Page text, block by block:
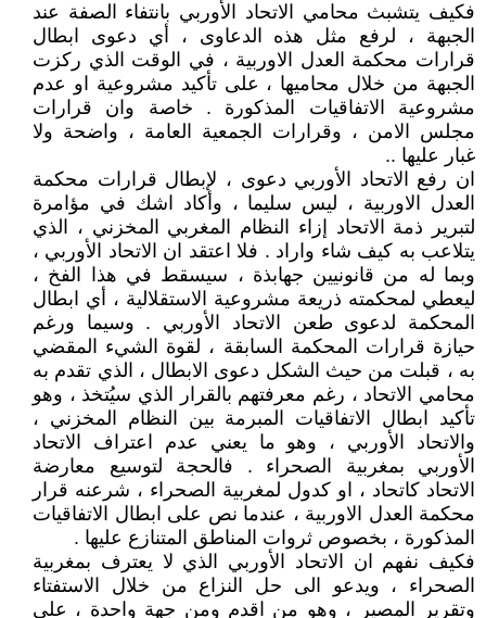
فكيف يتشبث محامي الاتحاد الأوربي بانتفاء الصفة عند
الجبهة ، لرفع مثل هذه الدعاوى ، أي دعوى ابطال
قرارات محكمة العدل الاوربية ، في الوقت الذي ركزت
الجبهة من خلال محاميها ، على تأكيد مشروعية او عدم
مشروعية الاتفاقيات المذكورة . خاصة وان قرارات
مجلس الامن ، وقرارات الجمعية العامة ، واضحة ولا
غبار عليها ..
ان رفع الاتحاد الأوربي دعوى ، لإبطال قرارات محكمة
العدل الاوربية ، ليس سليما ، وأكاد اشك في مؤامرة
لتبرير ذمة الاتحاد إزاء النظام المغربي المخزني ، الذي
يتلاعب به كيف شاء واراد . فلا اعتقد ان الاتحاد الأوربي ،
وبما له من قانونيين جهابذة ، سيسقط في هذا الفخ ،
ليعطي لمحكمته ذريعة مشروعية الاستقلالية ، أي ابطال
المحكمة لدعوى طعن الاتحاد الأوربي . وسيما ورغم
حيازة قرارات المحكمة السابقة ، لقوة الشيء المقضي
به ، قبلت من حيث الشكل دعوى الابطال ، الذي تقدم به
محامي الاتحاد ، رغم معرفتهم بالقرار الذي سيُتخذ ، وهو
تأكيد ابطال الاتفاقيات المبرمة بين النظام المخزني ،
والاتحاد الأوربي ، وهو ما يعني عدم اعتراف الاتحاد
الأوربي بمغربية الصحراء . فالحجة لتوسيع معارضة
الاتحاد كاتحاد ، او كدول لمغربية الصحراء ، شرعنه قرار
محكمة العدل الاوربية ، عندما نص على ابطال الاتفاقيات
المذكورة ، بخصوص ثروات المناطق المتنازع عليها .
فكيف نفهم ان الاتحاد الأوربي الذي لا يعترف بمغربية
الصحراء ، ويدعو الى حل النزاع من خلال الاستفتاء
وتقرير المصير ، وهو من اقدم ومن جهة واحدة ، على